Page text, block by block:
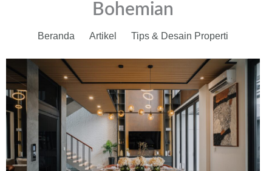
Bohemian
Beranda Artikel Tips & Desain Properti